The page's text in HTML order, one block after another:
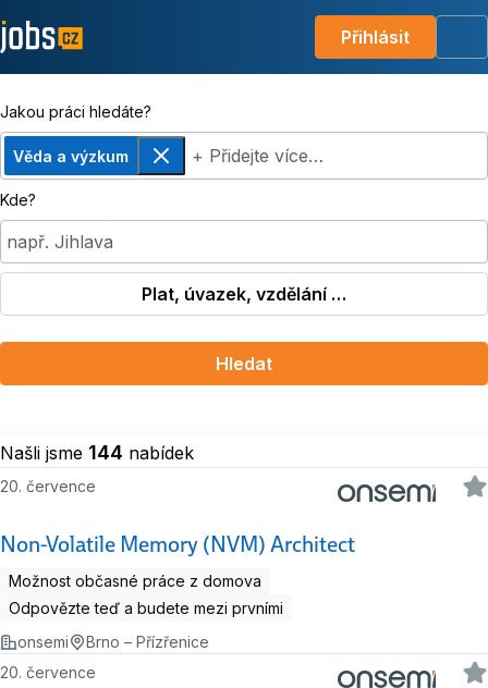
Přihlásit
Jakou práci hledáte?
Věda a výzkum
Odebrat+ Přidejte více…
Kde?
např. Jihlava
Plat, úvazek, vzdělání …
Hledat
Našli jsme 144 nabídek
Non-Volatile Memory (NVM) Architect
20. července
Možnost občasné práce z domova
Odpovězte teď a budete mezi prvními
onsemi
Brno – Přízřenice
20. července